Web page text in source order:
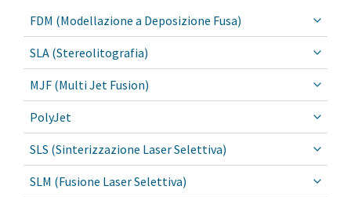
FDM (Modellazione a Deposizione Fusa)
SLA (Stereolitografia)
MJF (Multi Jet Fusion)​
PolyJet
SLS (Sinterizzazione Laser Selettiva)
SLM (Fusione Laser Selettiva)